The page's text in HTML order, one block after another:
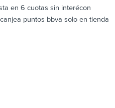
en 6 cuotas sin interécon
puntos bbva solo en tienda